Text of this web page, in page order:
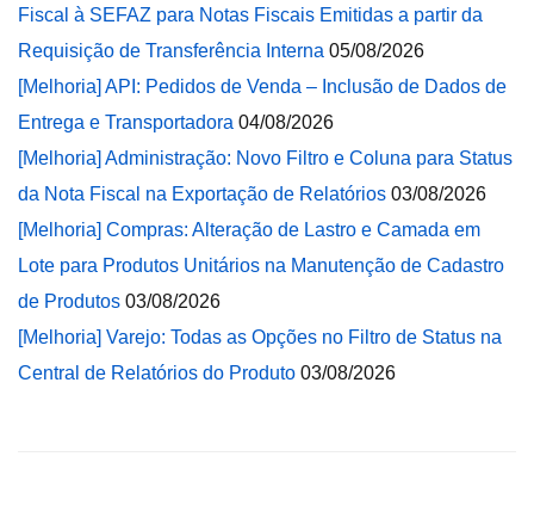
Fiscal à SEFAZ para Notas Fiscais Emitidas a partir da
Requisição de Transferência Interna 05/08/2026
[Melhoria] API: Pedidos de Venda – Inclusão de Dados de
Entrega e Transportadora 04/08/2026
[Melhoria] Administração: Novo Filtro e Coluna para Status
da Nota Fiscal na Exportação de Relatórios 03/08/2026
[Melhoria] Compras: Alteração de Lastro e Camada em
Lote para Produtos Unitários na Manutenção de Cadastro
de Produtos 03/08/2026
[Melhoria] Varejo: Todas as Opções no Filtro de Status na
Central de Relatórios do Produto 03/08/2026